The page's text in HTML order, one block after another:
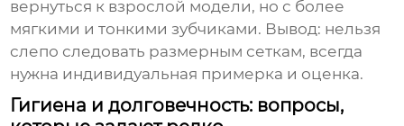
вернуться к взрослой модели, но с более
мягкими и тонкими зубчиками. Вывод: нельзя
слепо следовать размерным сеткам, всегда
нужна индивидуальная примерка и оценка.
Гигиена и долговечность: вопросы,